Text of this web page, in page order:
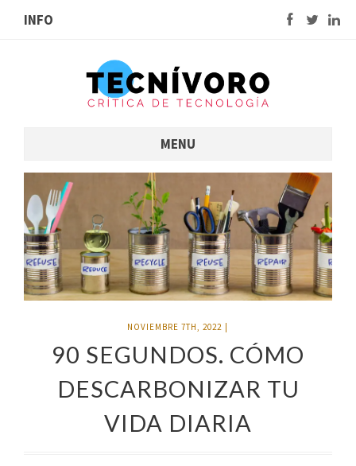
INFO
MENU
NOVIEMBRE 7TH, 2022
90 SEGUNDOS. CÓMO
DESCARBONIZAR TU
VIDA DIARIA